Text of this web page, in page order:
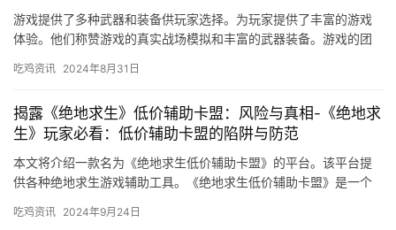
游戏提供了多种武器和装备供玩家选择。为玩家提供了丰富的游戏
体验。他们称赞游戏的真实战场模拟和丰富的武器装备。游戏的团
吃鸡资讯 2024年8月31日
揭露《绝地求生》低价辅助卡盟：风险与真相-《绝地求
生》玩家必看：低价辅助卡盟的陷阱与防范
本文将介绍一款名为《绝地求生低价辅助卡盟》的平台。该平台提
供各种绝地求生游戏辅助工具。《绝地求生低价辅助卡盟》是一个
吃鸡资讯 2024年9月24日